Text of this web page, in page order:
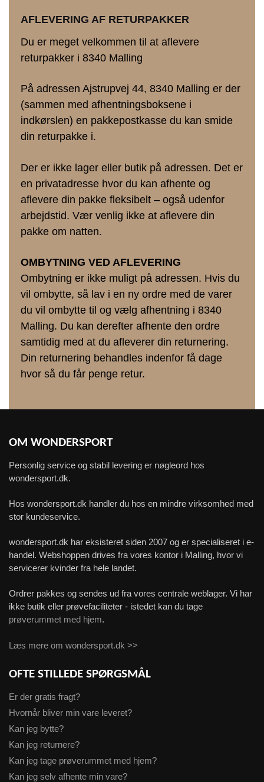
AFLEVERING AF RETURPAKKER
Du er meget velkommen til at aflevere
returpakker i 8340 Malling
På adressen Ajstrupvej 44, 8340 Malling er der
(sammen med afhentningsboksene i
indkørslen) en pakkepostkasse du kan smide
din returpakke i.
Der er ikke lager eller butik på adressen. Det er
en privatadresse hvor du kan afhente og
aflevere din pakke fleksibelt – også udenfor
arbejdstid. Vær venlig ikke at aflevere din
pakke om natten.
OMBYTNING VED AFLEVERING
Ombytning er ikke muligt på adressen. Hvis du
vil ombytte, så lav i en ny ordre med de varer
du vil ombytte til og vælg afhentning i 8340
Malling. Du kan derefter afhente den ordre
samtidig med at du afleverer din returnering.
Din returnering behandles indenfor få dage
hvor så du får penge retur.
OM WONDERSPORT
Personlig service og stabil levering er nøgleord hos
wondersport.dk.
Hos wondersport.dk handler du hos en mindre virksomhed med
stor kundeservice.
wondersport.dk har eksisteret siden 2007 og er specialiseret i e-
handel. Webshoppen drives fra vores kontor i Malling, hvor vi
servicerer kvinder fra hele landet.
Ordrer pakkes og sendes ud fra vores centrale weblager. Vi har
ikke butik eller prøvefaciliteter - istedet kan du tage
prøverummet med hjem.
Læs mere om wondersport.dk >>
OFTE STILLEDE SPØRGSMÅL
Er der gratis fragt?
Hvornår bliver min vare leveret?
Kan jeg bytte?
Kan jeg returnere?
Kan jeg tage prøverummet med hjem?
Kan jeg selv afhente min vare?